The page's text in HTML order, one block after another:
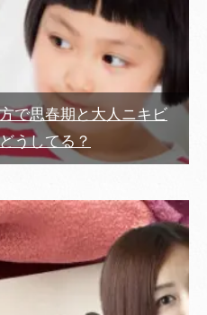
で思春期と大人ニキビ
うしてる？